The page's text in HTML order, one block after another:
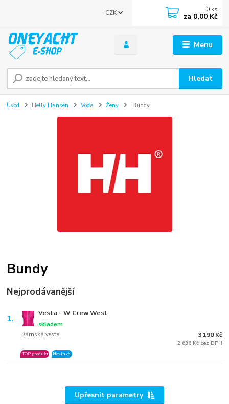
Menu
CZK
Hledat
0 ks
za 0,00 Kč
Úvod Helly Hansen Voda Ženy Bundy
Bundy
Nejprodávanější
1. Vesta - W Crew West
Dámská vesta
skladem
TOP produkt Novinka
3 190 Kč
2 636 Kč bez DPH
Upřesnit parametry